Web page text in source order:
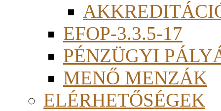
EFOP-3.3.5-17
PÉNZÜGYI
MENŐ MENZÁK
ELÉRHETŐSÉGEK